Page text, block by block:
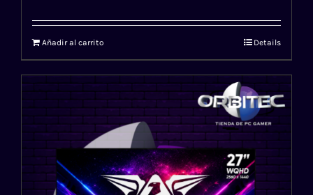
Añadir al carrito Details